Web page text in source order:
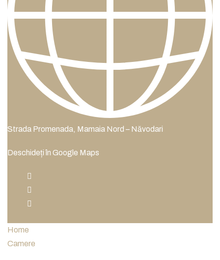
Strada Promenada, Mamaia Nord – Năvodari
Deschideți în Google Maps
Home
Camere